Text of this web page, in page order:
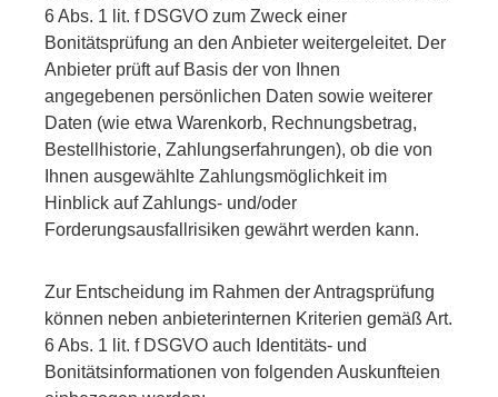
6 Abs. 1 lit. f DSGVO zum Zweck einer
Bonitätsprüfung an den Anbieter weitergeleitet. Der
Anbieter prüft auf Basis der von Ihnen
angegebenen persönlichen Daten sowie weiterer
Daten (wie etwa Warenkorb, Rechnungsbetrag,
Bestellhistorie, Zahlungserfahrungen), ob die von
Ihnen ausgewählte Zahlungsmöglichkeit im
Hinblick auf Zahlungs- und/oder
Forderungsausfallrisiken gewährt werden kann.
Zur Entscheidung im Rahmen der Antragsprüfung
können neben anbieterinternen Kriterien gemäß Art.
6 Abs. 1 lit. f DSGVO auch Identitäts- und
Bonitätsinformationen von folgenden Auskunfteien